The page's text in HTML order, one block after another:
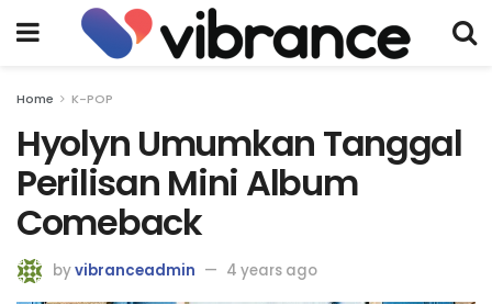
Home K-POP
Hyolyn Umumkan Tanggal
Perilisan Mini Album
Comeback
byvibranceadmin 4 years ago